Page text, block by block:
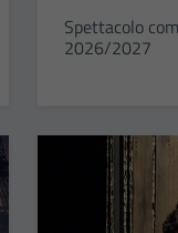
Spettacolo
2026/2027